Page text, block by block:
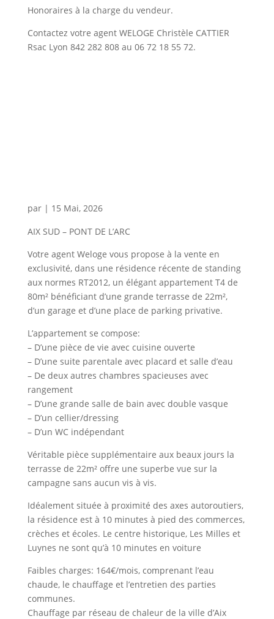
Honoraires à la charge du vendeur.
Contactez votre agent WELOGE Christèle CATTIER
Rsac Lyon 842 282 808 au 06 72 18 55 72.
par | 15 Mai, 2026
AIX SUD – PONT DE L’ARC
Votre agent Weloge vous propose à la vente en
exclusivité, dans une résidence récente de standing
aux normes RT2012, un élégant appartement T4 de
80m² bénéficiant d’une grande terrasse de 22m²,
d’un garage et d’une place de parking privative.
L’appartement se compose:
– D’une pièce de vie avec cuisine ouverte
– D’une suite parentale avec placard et salle d’eau
– De deux autres chambres spacieuses avec
rangement
– D’une grande salle de bain avec double vasque
– D’un cellier/dressing
– D’un WC indépendant
Véritable pièce supplémentaire aux beaux jours la
terrasse de 22m² offre une superbe vue sur la
campagne sans aucun vis à vis.
Idéalement située à proximité des axes autoroutiers,
la résidence est à 10 minutes à pied des commerces,
crèches et écoles. Le centre historique, Les Milles et
Luynes ne sont qu’à 10 minutes en voiture
Faibles charges: 164€/mois, comprenant l’eau
chaude, le chauffage et l’entretien des parties
communes.
Chauffage par réseau de chaleur de la ville d’Aix